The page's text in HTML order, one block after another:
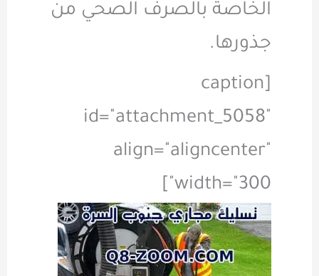
الخاصة بالصرف الصحي من
جذورها.
[caption
id="attachment_5058"
align="aligncenter"
width="300"]